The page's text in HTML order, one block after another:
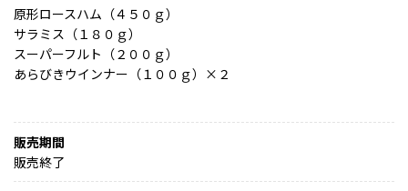
原形ロースハム（４５０ｇ）
サラミス（１８０ｇ）
スーパーフルト（２００ｇ）
あらびきウインナー（１００ｇ）×２
販売期間
販売終了